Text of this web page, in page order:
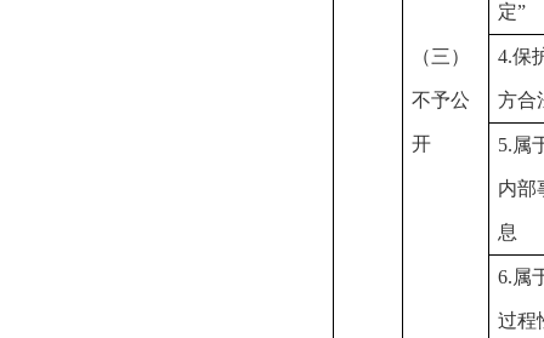
（三）
不予公
开
定”
4.保
方合
5.属
内部
息
6.属
过程